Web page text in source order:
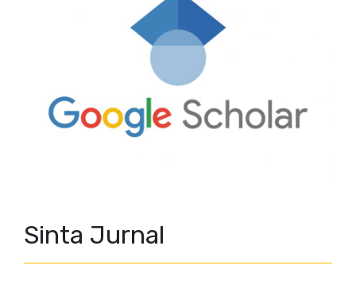
Sinta Jurnal